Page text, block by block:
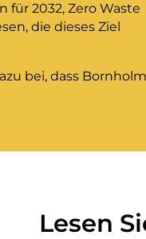
für 2032, Zero Waste
die dieses Ziel
bei, dass
Lesen